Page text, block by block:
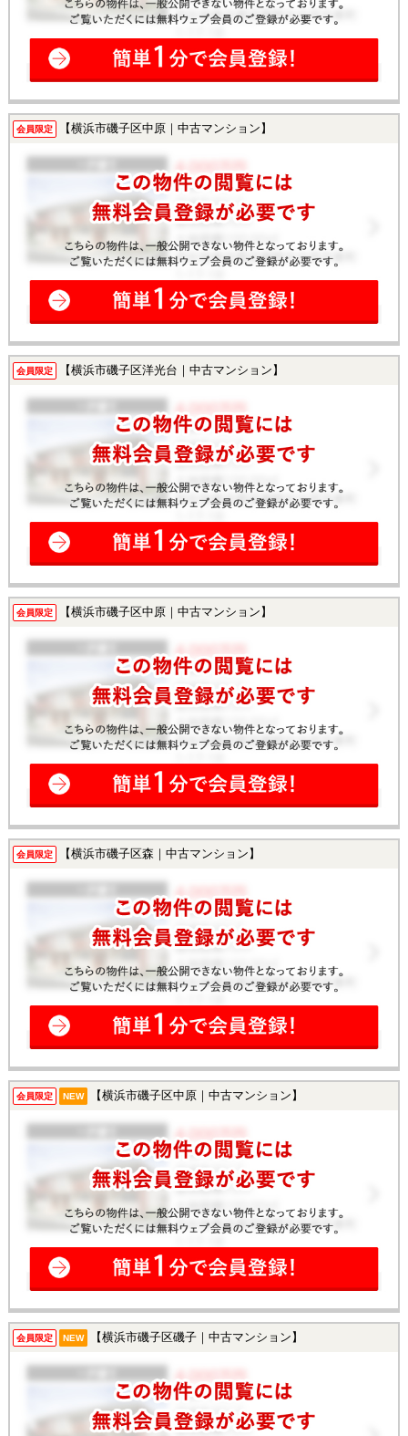
会員限定 【横浜市磯子区中原｜中古マンション】
会員限定 【横浜市磯子区洋光台｜中古マンション】
会員限定 【横浜市磯子区中原｜中古マンション】
会員限定 【横浜市磯子区森｜中古マンション】
会員限定 NEW 【横浜市磯子区中原｜中古マンション】
会員限定 NEW 【横浜市磯子区磯子｜中古マンション】